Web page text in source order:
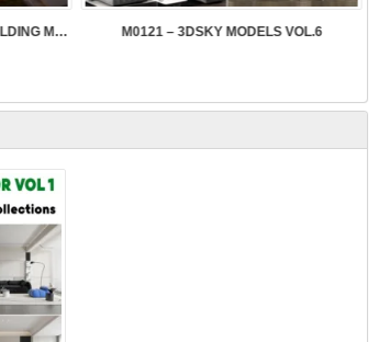
SK089 – SKETCHUP ROUND BUILDING MODELS M0121 – 3DSKY MODELS VOL.6